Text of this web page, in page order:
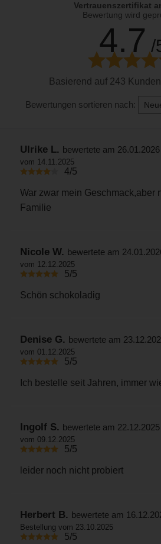
Vertrauenszertifikat
Bewertung wird
4.7 /
Basierend auf 243
Bewertungen sortieren nach:
Ulrike L. bewertete am 26.01.2026
vom 14.11.2025
4/5
War zwar mein Geschmack,aber
Familie
Nicole W. bewertete am
vom 12.12.2025
5/5
Schön schokoladig
Denise G. bewertete am
vom 01.12.2025
5/5
Ich bestelle seit Jahren, immer
Ingolf S. bewertete am 22.12.2025
vom 09.12.2025
5/5
leider noch nicht probiert
Herbert B. bewertete am
Bestellung vom 23.10.2025
5/5